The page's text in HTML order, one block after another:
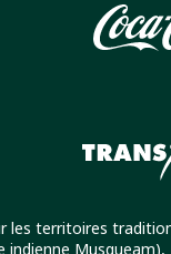
les territoires
indienne Musqueam),